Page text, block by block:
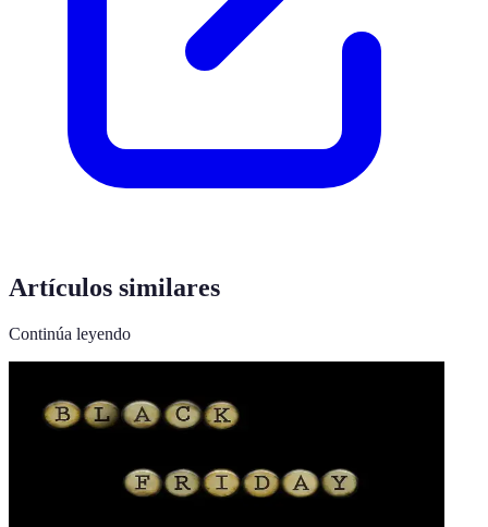
Artículos similares
Continúa leyendo